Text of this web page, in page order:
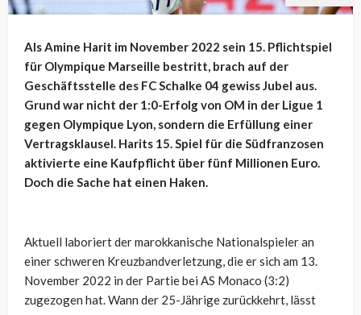
Als Amine Harit im November 2022 sein 15. Pflichtspiel
für Olympique Marseille bestritt, brach auf der
Geschäftsstelle des FC Schalke 04 gewiss Jubel aus.
Grund war nicht der 1:0-Erfolg von OM in der Ligue 1
gegen Olympique Lyon, sondern die Erfüllung einer
Vertragsklausel. Harits 15. Spiel für die Südfranzosen
aktivierte eine Kaufpflicht über fünf Millionen Euro.
Doch die Sache hat einen Haken.
Aktuell laboriert der marokkanische Nationalspieler an
einer schweren Kreuzbandverletzung, die er sich am 13.
November 2022 in der Partie bei AS Monaco (3:2)
zugezogen hat. Wann der 25-Jährige zurückkehrt, lässt